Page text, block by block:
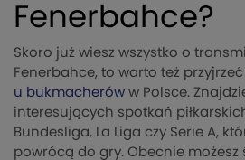
Fenerbahce?
Skoro już wiesz wszystko o
Fenerbahce, to warto też
u bukmacherów w Polsce.
interesujących spotkań
Bundesliga, La Liga czy Serie A,
powrócą do gry. Obecnie możesz